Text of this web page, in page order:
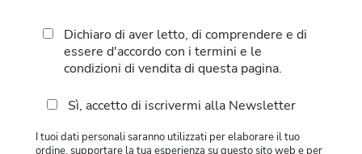
Dichiaro di aver letto, di comprendere e di
essere d'accordo con i termini e le
condizioni di vendita di questa pagina.
Sì, accetto di iscrivermi alla Newsletter
I tuoi dati personali saranno utilizzati per elaborare il tuo
ordine, supportare la tua esperienza su questo sito web e per